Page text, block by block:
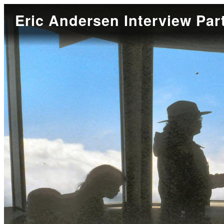
Eric Andersen Interview